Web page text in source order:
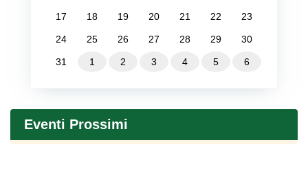
17 18 19 20 21 22 23
24 25 26 27 28 29 30
31 1 2 3 4 5 6
Eventi Prossimi